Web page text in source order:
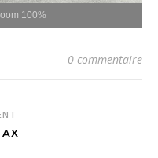
100%
0 commentaire
AX